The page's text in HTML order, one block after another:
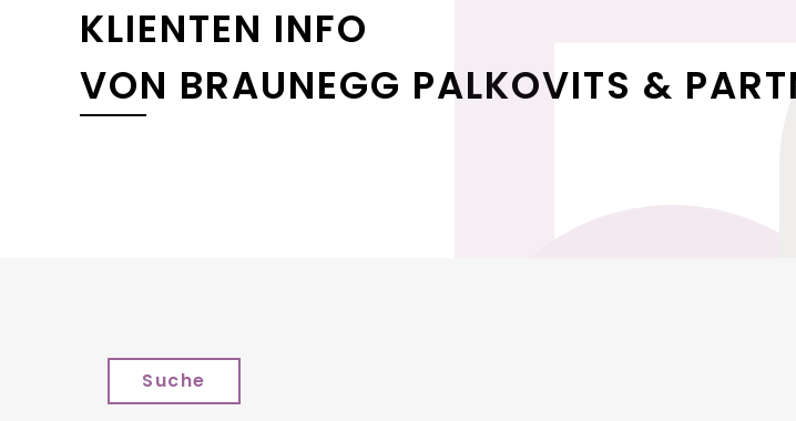
KLIENTEN INFO
VON BRAUNEGG PALKOVITS &
Suche